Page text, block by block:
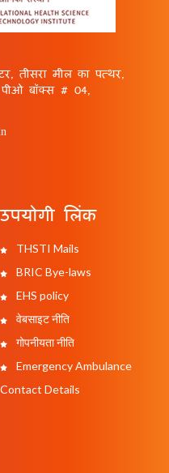
तीसरा मील का पत्थर,
पीओ बॉक्स # 04,
उपयोगी लिंक
THSTI Mails
BRIC Bye-laws
EHS policy
वेबसाइट नीति
गोपनीयता नीति
Emergency Ambulance
Contact Details